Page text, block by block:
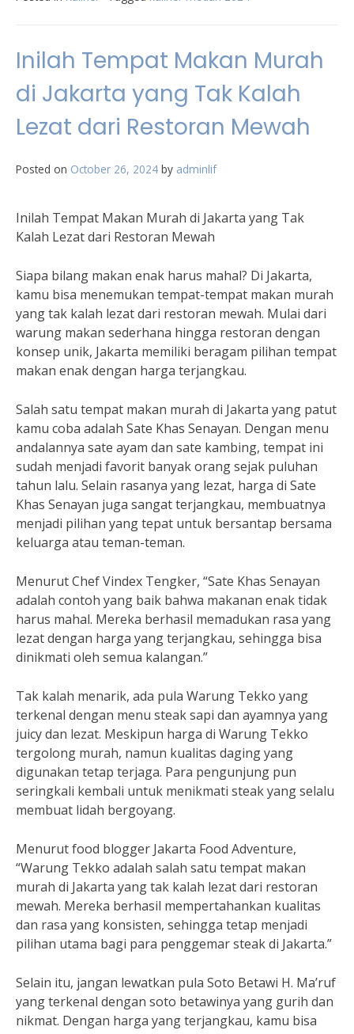
Inilah Tempat Makan Murah
di Jakarta yang Tak Kalah
Lezat dari Restoran Mewah
Posted on October 26, 2024 by adminlif
Inilah Tempat Makan Murah di Jakarta yang Tak
Kalah Lezat dari Restoran Mewah
Siapa bilang makan enak harus mahal? Di Jakarta,
kamu bisa menemukan tempat-tempat makan murah
yang tak kalah lezat dari restoran mewah. Mulai dari
warung makan sederhana hingga restoran dengan
konsep unik, Jakarta memiliki beragam pilihan tempat
makan enak dengan harga terjangkau.
Salah satu tempat makan murah di Jakarta yang patut
kamu coba adalah Sate Khas Senayan. Dengan menu
andalannya sate ayam dan sate kambing, tempat ini
sudah menjadi favorit banyak orang sejak puluhan
tahun lalu. Selain rasanya yang lezat, harga di Sate
Khas Senayan juga sangat terjangkau, membuatnya
menjadi pilihan yang tepat untuk bersantap bersama
keluarga atau teman-teman.
Menurut Chef Vindex Tengker, “Sate Khas Senayan
adalah contoh yang baik bahwa makanan enak tidak
harus mahal. Mereka berhasil memadukan rasa yang
lezat dengan harga yang terjangkau, sehingga bisa
dinikmati oleh semua kalangan.”
Tak kalah menarik, ada pula Warung Tekko yang
terkenal dengan menu steak sapi dan ayamnya yang
juicy dan lezat. Meskipun harga di Warung Tekko
tergolong murah, namun kualitas daging yang
digunakan tetap terjaga. Para pengunjung pun
seringkali kembali untuk menikmati steak yang selalu
membuat lidah bergoyang.
Menurut food blogger Jakarta Food Adventure,
“Warung Tekko adalah salah satu tempat makan
murah di Jakarta yang tak kalah lezat dari restoran
mewah. Mereka berhasil mempertahankan kualitas
dan rasa yang konsisten, sehingga tetap menjadi
pilihan utama bagi para penggemar steak di Jakarta.”
Selain itu, jangan lewatkan pula Soto Betawi H. Ma’ruf
yang terkenal dengan soto betawinya yang gurih dan
nikmat. Dengan harga yang terjangkau, kamu bisa